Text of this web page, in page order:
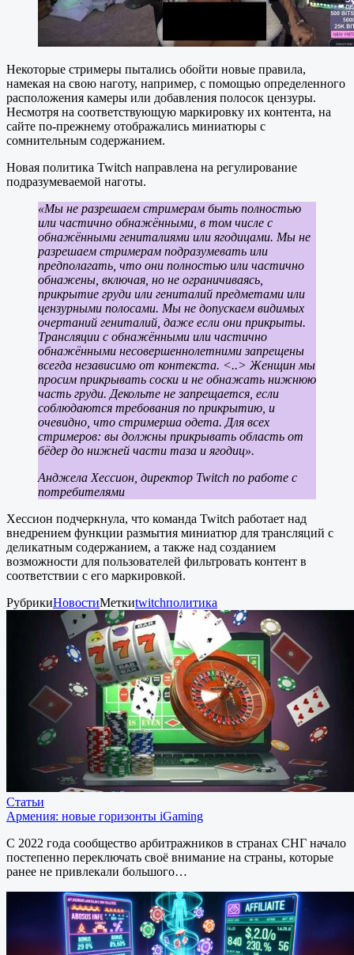
Некоторые стримеры пытались обойти новые правила,
намекая на свою наготу, например, с помощью определенного
расположения камеры или добавления полосок цензуры.
Несмотря на соответствующую маркировку их контента, на
сайте по-прежнему отображались миниатюры с
сомнительным содержанием.
Новая политика Twitch направлена на регулирование
подразумеваемой наготы.
«Мы не разрешаем стримерам быть полностью
или частично обнажёнными, в том числе с
обнажёнными гениталиями или ягодицами. Мы не
разрешаем стримерам подразумевать или
предполагать, что они полностью или частично
обнажены, включая, но не ограничиваясь,
прикрытие груди или гениталий предметами или
цензурными полосами. Мы не допускаем видимых
очертаний гениталий, даже если они прикрыты.
Трансляции с обнажёнными или частично
обнажёнными несовершеннолетними запрещены
всегда независимо от контекста. <..> Женщин мы
просим прикрывать соски и не обнажать нижнюю
часть груди. Декольте не запрещается, если
соблюдаются требования по прикрытию, и
очевидно, что стримерша одета. Для всех
стримеров: вы должны прикрывать область от
бёдер до нижней части таза и ягодиц».
Анджела Хессион, директор Twitch по работе с
потребителями
Хессион подчеркнула, что команда Twitch работает над
внедрением функции размытия миниатюр для трансляций с
деликатным содержанием, а также над созданием
возможности для пользователей фильтровать контент в
соответствии с его маркировкой.
РубрикиНовостиМеткиtwitchполитика
Статьи
Армения: новые горизонты iGaming
С 2022 года сообщество арбитражников в странах СНГ начало
постепенно переключать своё внимание на страны, которые
ранее не привлекали большого…